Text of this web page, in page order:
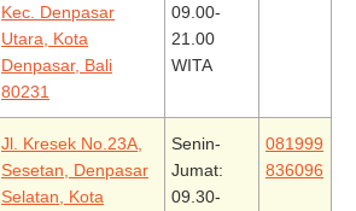
Kec. Denpasar
Utara, Kota
Denpasar, Bali
80231
09.00-
21.00
WITA
Jl. Kresek No.23A,
Sesetan, Denpasar
Selatan, Kota
Senin-
Jumat:
09.30-
081999
836096